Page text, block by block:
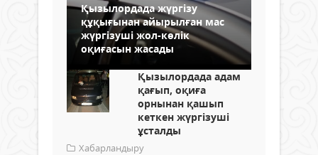
Қызылордада жүргізу
құқығынан айырылған мас
жүргізуші жол-көлік
оқиғасын жасады
Қызылордада адам
қағып, оқиға
орнынан қашып
кеткен жүргізуші
ұсталды
Хабарландыру